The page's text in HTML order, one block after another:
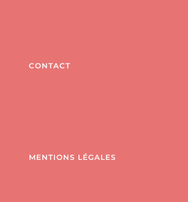
CONTACT
MENTIONS LÉGALES